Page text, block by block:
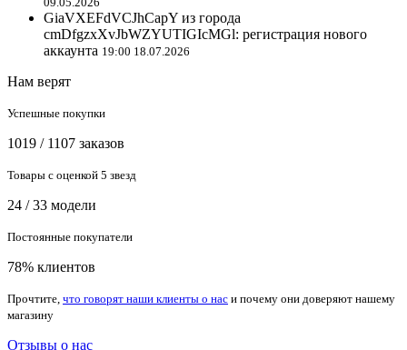
GiaVXEFdVCJhCapY из города
cmDfgzxXvJbWZYUTIGIcMGl: регистрация нового
аккаунта 19:00 18.07.2026
Нам верят
Успешные покупки
1019 / 1107 заказов
Товары с оценкой 5 звезд
24 / 33 модели
Постоянные покупатели
78% клиентов
Прочтите, что говорят наши клиенты о нас и почему они доверяют нашему
магазину
Отзывы о нас